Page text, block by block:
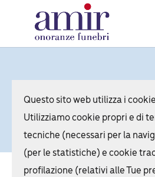
Diretta
Questo sito web utilizza i cookie
Utilizziamo cookie propri e di
tecniche (necessari per la
(per le statistiche) e cookie
profilazione (relativi alle Tue